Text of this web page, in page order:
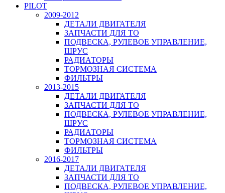
PILOT
2009-2012
ДЕТАЛИ ДВИГАТЕЛЯ
ЗАПЧАСТИ ДЛЯ ТО
ПОДВЕСКА, РУЛЕВОЕ УПРАВЛЕНИЕ,
ШРУС
РАДИАТОРЫ
ТОРМОЗНАЯ СИСТЕМА
ФИЛЬТРЫ
2013-2015
ДЕТАЛИ ДВИГАТЕЛЯ
ЗАПЧАСТИ ДЛЯ ТО
ПОДВЕСКА, РУЛЕВОЕ УПРАВЛЕНИЕ,
ШРУС
РАДИАТОРЫ
ТОРМОЗНАЯ СИСТЕМА
ФИЛЬТРЫ
2016-2017
ДЕТАЛИ ДВИГАТЕЛЯ
ЗАПЧАСТИ ДЛЯ ТО
ПОДВЕСКА, РУЛЕВОЕ УПРАВЛЕНИЕ,